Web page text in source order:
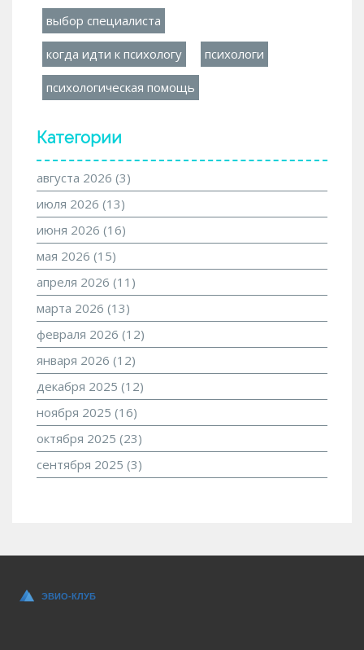
выбор специалиста
когда идти к психологу психологи
психологическая помощь
Категории
августа 2026 (3)
июля 2026 (13)
июня 2026 (16)
мая 2026 (15)
апреля 2026 (11)
марта 2026 (13)
февраля 2026 (12)
января 2026 (12)
декабря 2025 (12)
ноября 2025 (16)
октября 2025 (23)
сентября 2025 (3)